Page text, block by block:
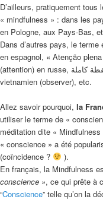
D’ailleurs, pratiquement
« mindfulness » : dans les
en Pologne, aux Pays-Bas,
Dans d’autres pays, le
en espagnol, « Atenção
(attention) en russe, يقظة كاملة en arabe (vigilance totale), « Giác sát » en
vietnamien (observer), etc.
Allez savoir pourquoi, la
utiliser le terme de «
méditation dite «
« conscience » a été
(coïncidence ?
).
En français, la Mindfulness
conscience », ce qui prête à
“Conscience” telle qu’on la